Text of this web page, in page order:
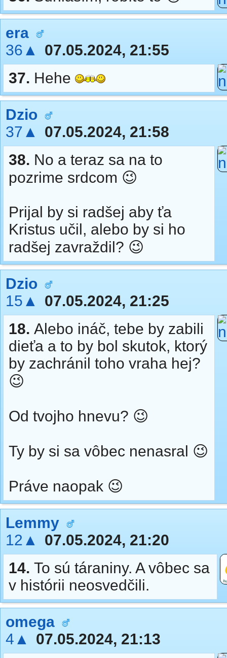
era
36▲
07.05.2024, 21:55
37. Hehe
Dzio
37▲
07.05.2024, 21:58
38. No a teraz sa na to
pozrime srdcom 😉
Prijal by si radšej aby ťa
Kristus učil, alebo by si ho
radšej zavraždil? 😉
Dzio
15▲
07.05.2024, 21:25
18. Alebo ináč, tebe by zabili
dieťa a to by bol skutok, ktorý
by zachránil toho vraha hej?
😉
Od tvojho hnevu? 😉
Ty by si sa vôbec nenasral 😉
Práve naopak 😉
Lemmy
12▲
07.05.2024, 21:20
14. To sú táraniny. A vôbec sa
v histórii neosvedčili.
omega
4▲
07.05.2024, 21:13